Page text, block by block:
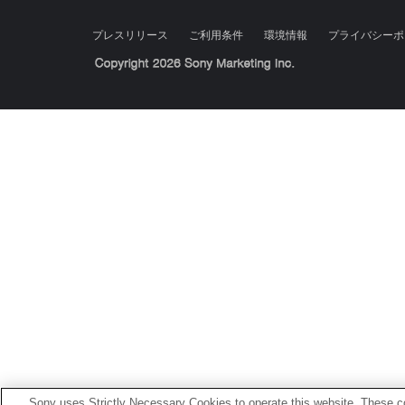
プレスリリース ご利用条件 環境情報 プライバシー
Sony Corporation, Sony Marketing Inc.